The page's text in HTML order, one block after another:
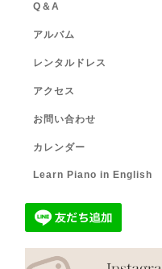
Q＆A
アルバム
レンタルドレス
アクセス
お問い合わせ
カレンダー
Learn Piano in English